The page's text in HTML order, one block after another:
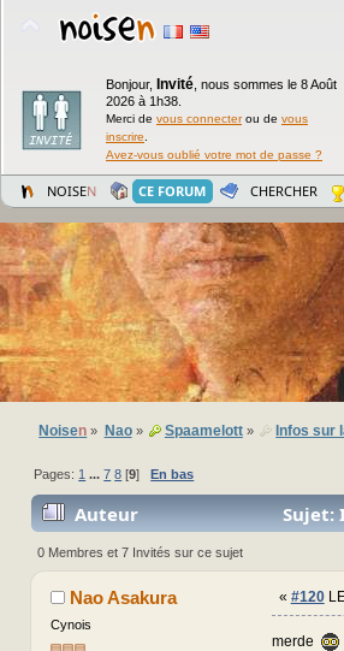
Bonjour, Invité nous sommes le 8 Août
2026 à 1h38.
Merci de vous connecterou de vous
inscrire
Avez-vous oublié votre mot de passe ?
NOISEN CE FORUM CHERCHER
Noisen » Nao» Spaamelott» Infos sur
Pages: 1 ...7 8 [9]En bas
Auteur
Sujet:
(Lu 808263 fois)
0 Membres et 7 Invités sur ce sujet
Nao Asakura
Cynois
« #120
merde